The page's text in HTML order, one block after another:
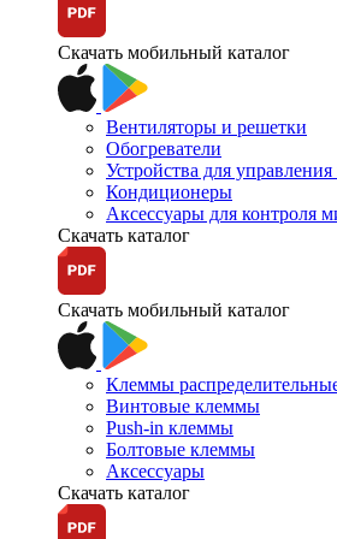
Скачать мобильный каталог
Вентиляторы и решетки
Обогреватели
Устройства для
Кондиционеры
Аксессуары для контроля
Скачать каталог
Скачать мобильный каталог
Клеммы
Винтовые клеммы
Push-in клеммы
Болтовые клеммы
Аксессуары
Скачать каталог